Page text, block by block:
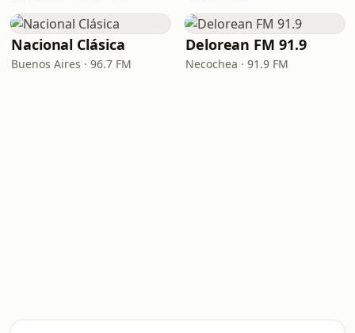
Nacional Clásica
Buenos Aires · 96.7 FM
Delorean FM 91.9
Necochea · 91.9 FM